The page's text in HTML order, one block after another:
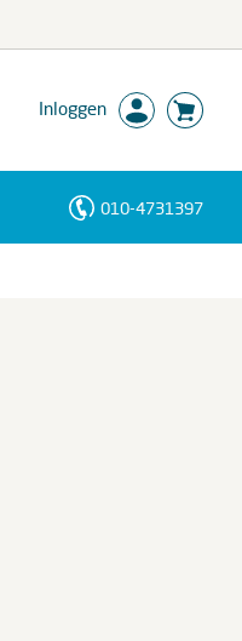
Inloggen
010-4731397